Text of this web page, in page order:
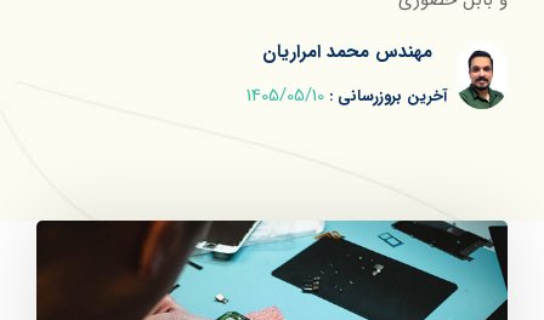
مهندس محمد امراریان
آخرین بروزرسانی : 1405/05/10